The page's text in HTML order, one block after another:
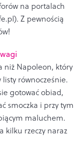
na portalach
Z pewnością
niż Napoleon, który
równocześnie.
gotować obiad,
smoczka i przy tym
maluchem.
kilku rzeczy naraz